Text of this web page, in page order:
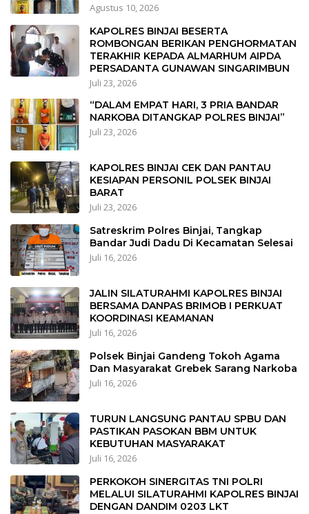
Agustus 10, 2026
KAPOLRES BINJAI BESERTA
ROMBONGAN BERIKAN PENGHORMATAN
TERAKHIR KEPADA ALMARHUM AIPDA
PERSADANTA GUNAWAN SINGARIMBUN
Juli 23, 2026
“DALAM EMPAT HARI, 3 PRIA BANDAR
NARKOBA DITANGKAP POLRES BINJAI”
Juli 23, 2026
KAPOLRES BINJAI CEK DAN PANTAU
KESIAPAN PERSONIL POLSEK BINJAI
BARAT
Juli 23, 2026
Satreskrim Polres Binjai, Tangkap
Bandar Judi Dadu Di Kecamatan Selesai
Juli 16, 2026
JALIN SILATURAHMI KAPOLRES BINJAI
BERSAMA DANPAS BRIMOB I PERKUAT
KOORDINASI KEAMANAN
Juli 16, 2026
Polsek Binjai Gandeng Tokoh Agama
Dan Masyarakat Grebek Sarang Narkoba
Juli 16, 2026
TURUN LANGSUNG PANTAU SPBU DAN
PASTIKAN PASOKAN BBM UNTUK
KEBUTUHAN MASYARAKAT
Juli 16, 2026
PERKOKOH SINERGITAS TNI POLRI
MELALUI SILATURAHMI KAPOLRES BINJAI
DENGAN DANDIM 0203 LKT